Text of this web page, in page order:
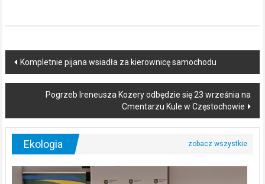
Post
navigation
Kompletnie pijana wsiadła za kierownicę samochodu
Pogrzeb Ireneusza Kozery odbędzie się 23 września na
Cmentarzu Kule w Częstochowie
Ekologia